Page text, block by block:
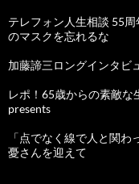
テレフォン人生相談 55
のマスクを忘れるな
加藤諦三ロングインタビ
レポ！65歳からの素敵
presents
「点でなく線で人と関
憂さんを迎えて